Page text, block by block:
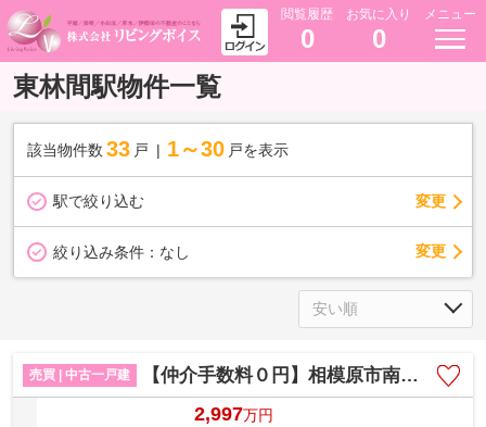
閲覧履歴
0
お気に入り
0
メニュー
東林間駅物件一覧
該当物件数 33 戸 1～30 戸を表示
駅で絞り込む 変更
絞り込み条件： なし 変更
売買 | 中古一戸建 【仲介手数料０円】相模原市南区上鶴間本町8丁目 中古一戸建て
2,997万円